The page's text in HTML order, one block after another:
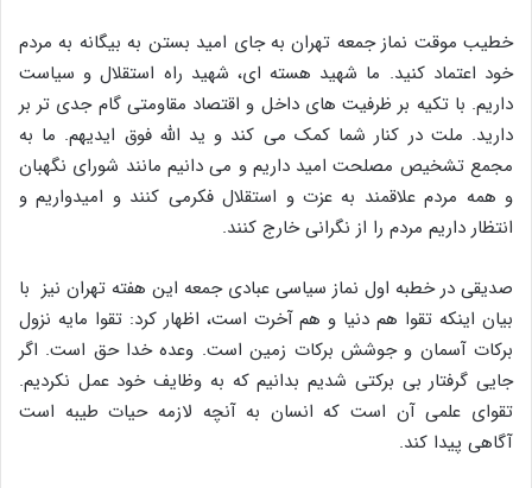
خطیب موقت نماز جمعه تهران به جای امید بستن به بیگانه به مردم
خود اعتماد کنید. ما شهید هسته ای، شهید راه استقلال و سیاست
داریم. با تکیه بر ظرفیت های داخل و اقتصاد مقاومتی گام جدی تر بر
دارید. ملت در کنار شما کمک می کند و ید الله فوق ایدیهم. ما به
مجمع تشخیص مصلحت امید داریم و می دانیم مانند شورای نگهبان
و همه مردم علاقمند به عزت و استقلال فکرمی کنند و امیدواریم و
انتظار داریم مردم را از نگرانی خارج کنند.
صدیقی در خطبه اول نماز سیاسی عبادی جمعه این هفته تهران نیز با
بیان اینکه تقوا هم دنیا و هم آخرت است، اظهار کرد: تقوا مایه نزول
برکات آسمان و جوشش برکات زمین است. وعده خدا حق است. اگر
جایی گرفتار بی برکتی شدیم بدانیم که به وظایف خود عمل نکردیم.
تقوای علمی آن است که انسان به آنچه لازمه حیات طیبه است
آگاهی پیدا کند.